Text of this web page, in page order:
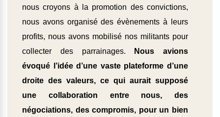
nous croyons à la promotion des convictions,
nous avons organisé des évènements à leurs
profits, nous avons mobilisé nos militants pour
collecter des parrainages.
Nous avions
évoqué l’idée d’une vaste plateforme d’une
droite des valeurs, ce qui aurait supposé
une collaboration entre nous, des
négociations, des compromis, pour un bien